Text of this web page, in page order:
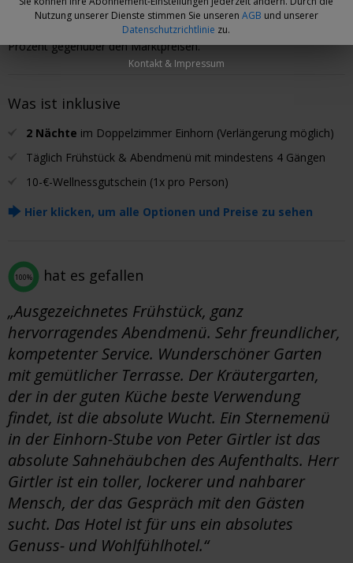
Ab 149 € pro Person*(298 € zu zweit) zahlen Travelzoo-
Mitglieder für 3 Tage in Mauls. Sie sparen zwischen 55 und 57
Prozent gegenüber den Marktpreisen.
Was ist inklusive
2 Nächte im Doppelzimmer Einhorn (Verlängerung möglich)
Täglich Frühstück & Abendmenü mit mindestens 4 Gängen
10-€-Wellnessgutschein (1x pro Person)
🡆 Hier klicken, um alle Optionen und Preise zu sehen
100% hat es gefallen
„Ausgezeichnetes Frühstück, ganz
hervorragendes Abendmenü. Sehr freundlicher,
kompetenter Service. Wunderschöner Garten
mit gemütlicher Terrasse. Der Kräutergarten,
der in der guten Küche beste Verwendung
findet, ist die absolute Wucht. Ein Sternemenü
in der Einhorn-Stube von Peter Girtler ist das
absolute Sahnehäubchen des Aufenthalts. Herr
Girtler ist ein toller, lockerer und nahbarer
Mensch, der das Gespräch mit den Gästen
sucht. Das Hotel ist für uns ein absolutes
Genuss- und Wohlfühlhotel.“
Nutzung unserer Dienste stimmen Sie unseren AGB und unserer
Datenschutzrichtlinie zu.
Kontakt & Impressum